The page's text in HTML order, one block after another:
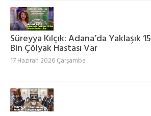
Süreyya Kılçık: Adana’da Yaklaşık 15
Bin Çölyak Hastası Var
17 Haziran 2026 Çarşamba